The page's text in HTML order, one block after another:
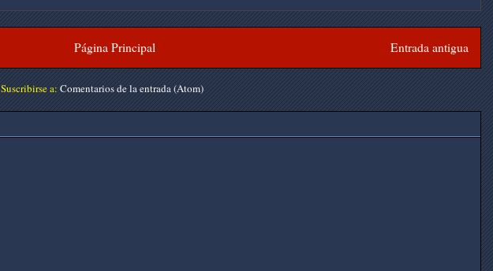
Entrada antigua
Página Principal
Suscribirse a:Comentarios de la entrada (Atom)